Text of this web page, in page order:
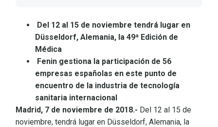
Del 12 al 15 de noviembre tendrá lugar en
Düsseldorf, Alemania, la 49ª Edición de
Médica
Fenin gestiona la participación de 56
empresas españolas en este punto de
encuentro de la industria de tecnología
sanitaria internacional
Madrid, 7 de noviembre de 2018.- Del 12 al 15 de
noviembre, tendrá lugar en Düsseldorf, Alemania, la